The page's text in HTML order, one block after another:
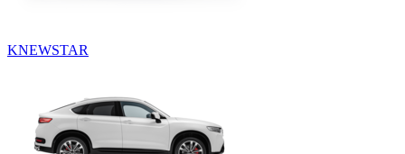
KNEWSTAR